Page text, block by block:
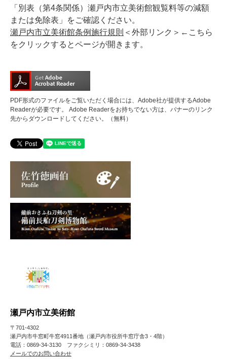
「別表（第4条関係）瀬戸内市立美術館観覧料等の減額
または免除表」をご確認ください。
瀬戸内市立美術館条例施行規則 ＜外部リンク＞ ←こちら
をクリックするとページが開きます。
PDF形式のファイルをご覧いただく場合には、Adobe社が提供するAdobe
Readerが必要です。
Adobe Readerをお持ちでない方は、バナーのリンク
先からダウンロードしてください。（無料）
瀬戸内市立美術館
〒701-4302
瀬戸内市牛窓町牛窓4911番地（瀬戸内市役所牛窓庁舎3・4階）
電話：0869-34-3130 ファクシミリ：0869-34-3438
メールでのお問い合わせ